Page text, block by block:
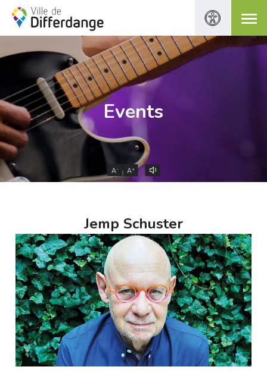
Events
A- A+
Jemp Schuster